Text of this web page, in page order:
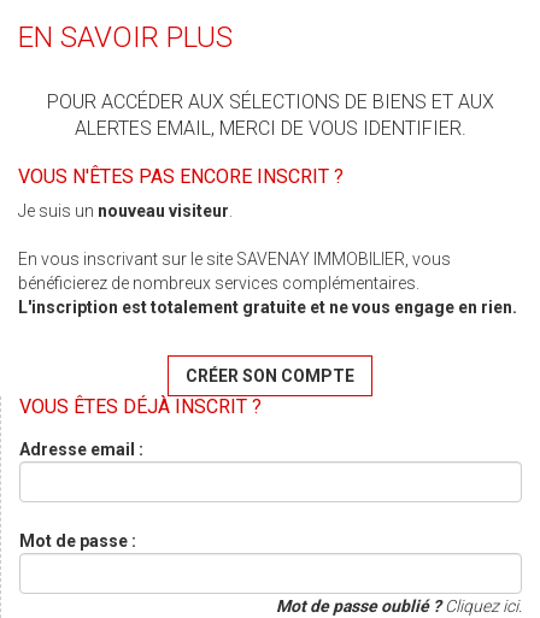
EN SAVOIR PLUS
POUR ACCÉDER AUX SÉLECTIONS DE BIENS ET AUX
ALERTES EMAIL, MERCI DE VOUS IDENTIFIER.
VOUS N'ÊTES PAS ENCORE INSCRIT ?
Je suis un nouveau visiteur.
En vous inscrivant sur le site SAVENAY IMMOBILIER, vous
bénéficierez de nombreux services complémentaires.
L'inscription est totalement gratuite et ne vous engage en rien.
CRÉER SON COMPTE
VOUS ÊTES DÉJÀ INSCRIT ?
Adresse email :
Mot de passe :
Mot de passe oublié ?Cliquez ici.